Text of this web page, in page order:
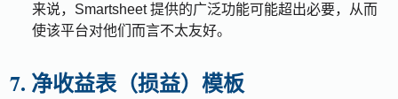
来说，Smartsheet 提供的广泛功能可能超出必要，从而
使该平台对他们而言不太友好。
7. 净收益表（损益）模板